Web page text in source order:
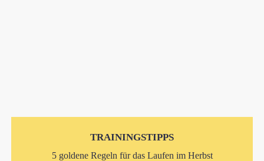
TRAININGSTIPPS
5 goldene Regeln für das Laufen im Herbst